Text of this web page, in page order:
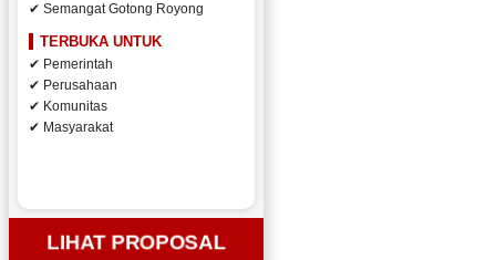
✔ Semangat Gotong Royong
TERBUKA UNTUK
✔ Pemerintah
✔ Perusahaan
✔ Komunitas
✔ Masyarakat
LIHAT PROPOSAL